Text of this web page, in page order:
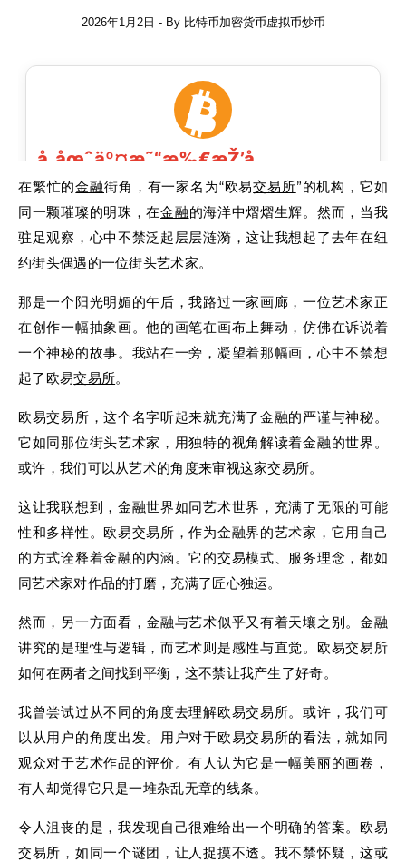
2026年1月2日 - By 比特币加密货币虚拟币炒币
在繁忙的金融街角，有一家名为“欧易交易所”的机构，它如
同一颗璀璨的明珠，在金融的海洋中熠熠生辉。然而，当我
驻足观察，心中不禁泛起层层涟漪，这让我想起了去年在纽
约街头偶遇的一位街头艺术家。
那是一个阳光明媚的午后，我路过一家画廊，一位艺术家正
在创作一幅抽象画。他的画笔在画布上舞动，仿佛在诉说着
一个神秘的故事。我站在一旁，凝望着那幅画，心中不禁想
起了欧易交易所。
欧易交易所，这个名字听起来就充满了金融的严谨与神秘。
它如同那位街头艺术家，用独特的视角解读着金融的世界。
或许，我们可以从艺术的角度来审视这家交易所。
这让我联想到，金融世界如同艺术世界，充满了无限的可能
性和多样性。欧易交易所，作为金融界的艺术家，它用自己
的方式诠释着金融的内涵。它的交易模式、服务理念，都如
同艺术家对作品的打磨，充满了匠心独运。
然而，另一方面看，金融与艺术似乎又有着天壤之别。金融
讲究的是理性与逻辑，而艺术则是感性与直觉。欧易交易所
如何在两者之间找到平衡，这不禁让我产生了好奇。
我曾尝试过从不同的角度去理解欧易交易所。或许，我们可
以从用户的角度出发。用户对于欧易交易所的看法，就如同
观众对于艺术作品的评价。有人认为它是一幅美丽的画卷，
有人却觉得它只是一堆杂乱无章的线条。
令人沮丧的是，我发现自己很难给出一个明确的答案。欧易
交易所，如同一个谜团，让人捉摸不透。我不禁怀疑，这或